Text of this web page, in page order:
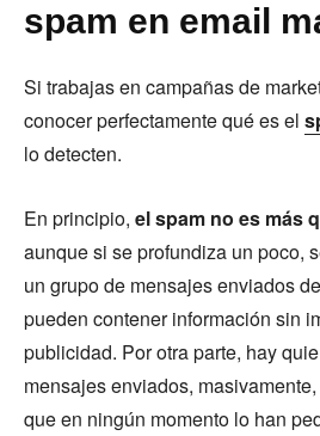
spam en email
Si trabajas en campañas de
conocer perfectamente qué es el
lo detecten.
En principio, el spam no es más
aunque si se profundiza un poco,
un grupo de mensajes enviados
pueden contener información sin
publicidad. Por otra parte, hay
mensajes enviados,
que en ningún momento lo han